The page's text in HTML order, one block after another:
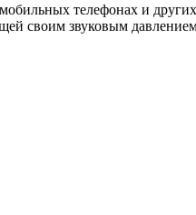
телефонах и других
своим звуковым